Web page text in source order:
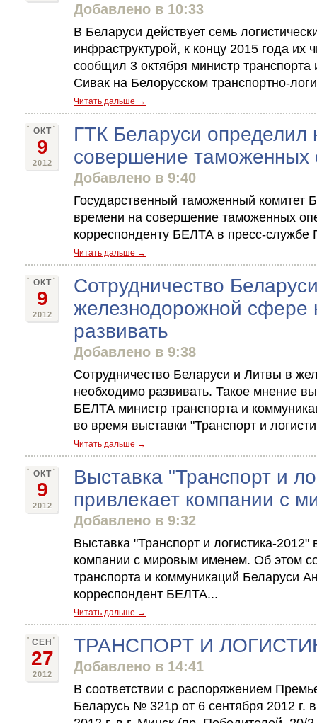
Добавлено в 10:33
В Беларуси действует семь
инфраструктурой, к концу 2015 года их
сообщил 3 октября министр
Сивак на Белорусском транспортно-
Читать дальше →
ОКТ
9
2012
ГТК Беларуси
совершение таможенных
Добавлено в 9:40
Государственный таможенный комитет
времени на совершение таможенных
корреспонденту БЕЛТА в пресс-службе
Читать дальше →
ОКТ
9
2012
Сотрудничество
железнодорожной сфере
развивать
Добавлено в 9:38
Сотрудничество Беларуси и Литвы в
необходимо развивать. Такое мнение
БЕЛТА министр транспорта и
во время выставки "Транспорт и
Читать дальше →
ОКТ
9
2012
Выставка "Транспорт и
привлекает компании с
Добавлено в 9:32
Выставка "Транспорт и логистика-2012"
компании с мировым именем. Об этом
транспорта и коммуникаций Беларуси
корреспондент БЕЛТА...
Читать дальше →
СЕН
27
2012
ТРАНСПОРТ И
Добавлено в 14:41
В соответствии с распоряжением
Беларусь № 321р от 6 сентября 2012 г.